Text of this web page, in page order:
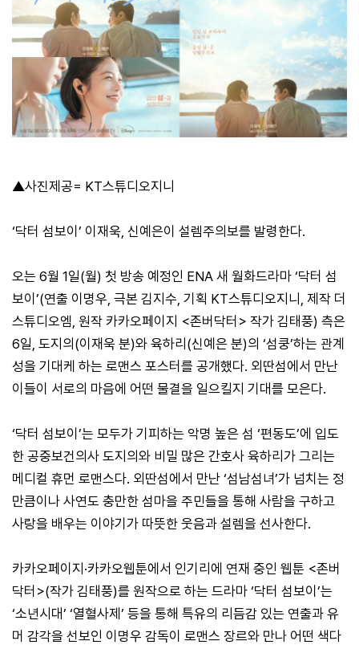
▲사진제공= KT스튜디오지니
‘닥터 섬보이’ 이재욱, 신예은이 설렘주의보를 발령한다.
오는 6월 1일(월) 첫 방송 예정인 ENA 새 월화드라마 ‘닥터 섬
보이’(연출 이명우, 극본 김지수, 기획 KT스튜디오지니, 제작 더
스튜디오엠, 원작 카카오페이지 <존버닥터> 작가 김태풍) 측은
6일, 도지의(이재욱 분)와 육하리(신예은 분)의 ‘섬쿵’하는 관계
성을 기대케 하는 로맨스 포스터를 공개했다. 외딴섬에서 만난
이들이 서로의 마음에 어떤 물결을 일으킬지 기대를 모은다.
‘닥터 섬보이’는 모두가 기피하는 악명 높은 섬 ‘편동도’에 입도
한 공중보건의사 도지의와 비밀 많은 간호사 육하리가 그리는
메디컬 휴먼 로맨스다. 외딴섬에서 만난 ‘섬남섬녀’가 넘치는 정
만큼이나 사연도 충만한 섬마을 주민들을 통해 사람을 구하고
사랑을 배우는 이야기가 따뜻한 웃음과 설렘을 선사한다.
카카오페이지·카카오웹툰에서 인기리에 연재 중인 웹툰 <존버
닥터>(작가 김태풍)를 원작으로 하는 드라마 ‘닥터 섬보이’는
‘소년시대’ ‘열혈사제’ 등을 통해 특유의 리듬감 있는 연출과 유
머 감각을 선보인 이명우 감독이 로맨스 장르와 만나 어떤 색다